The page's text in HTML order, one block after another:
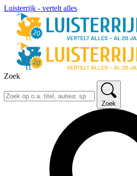
Luisterrijk - vertelt alles
Zoek
Zoek